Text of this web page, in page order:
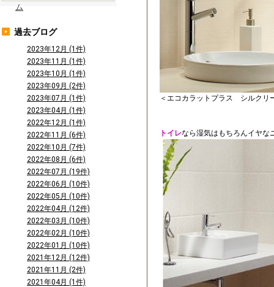
＜エコカラットプラス シルクリ
トイレなら湿気はもちろんイヤな
ム
過去ブログ
2023年12月 (1件)
2023年11月 (1件)
2023年10月 (1件)
2023年09月 (2件)
2023年07月 (1件)
2023年04月 (1件)
2022年12月 (1件)
2022年11月 (6件)
2022年10月 (7件)
2022年08月 (6件)
2022年07月 (19件)
2022年06月 (10件)
2022年05月 (10件)
2022年04月 (12件)
2022年03月 (10件)
2022年02月 (10件)
2022年01月 (10件)
2021年12月 (12件)
2021年11月 (2件)
2021年04月 (1件)